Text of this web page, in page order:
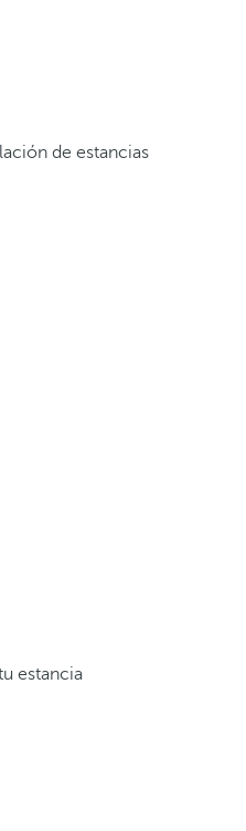
de estancias
estancia